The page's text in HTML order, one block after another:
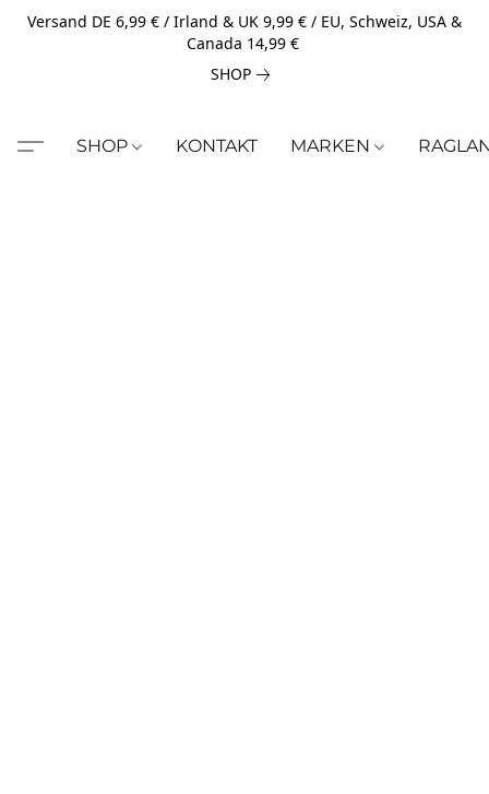
Versand DE 6,99 € / Irland & UK 9,99 € / EU, Schweiz, USA &
Canada 14,99 €
SHOP
SHOP KONTAKT MARKEN